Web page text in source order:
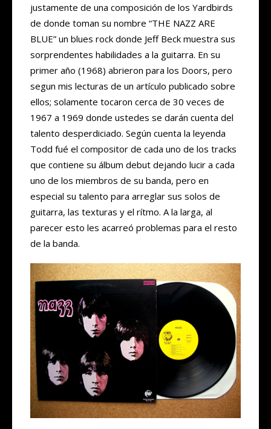
justamente de una composición de los Yardbirds
de donde toman su nombre “THE NAZZ ARE
BLUE” un blues rock donde Jeff Beck muestra sus
sorprendentes habilidades a la guitarra. En su
primer año (1968) abrieron para los Doors, pero
segun mis lecturas de un artículo publicado sobre
ellos; solamente tocaron cerca de 30 veces de
1967 a 1969 donde ustedes se darán cuenta del
talento desperdiciado. Según cuenta la leyenda
Todd fué el compositor de cada uno de los tracks
que contiene su álbum debut dejando lucir a cada
uno de los miembros de su banda, pero en
especial su talento para arreglar sus solos de
guitarra, las texturas y el rítmo. A la larga, al
parecer esto les acarreó problemas para el resto
de la banda.